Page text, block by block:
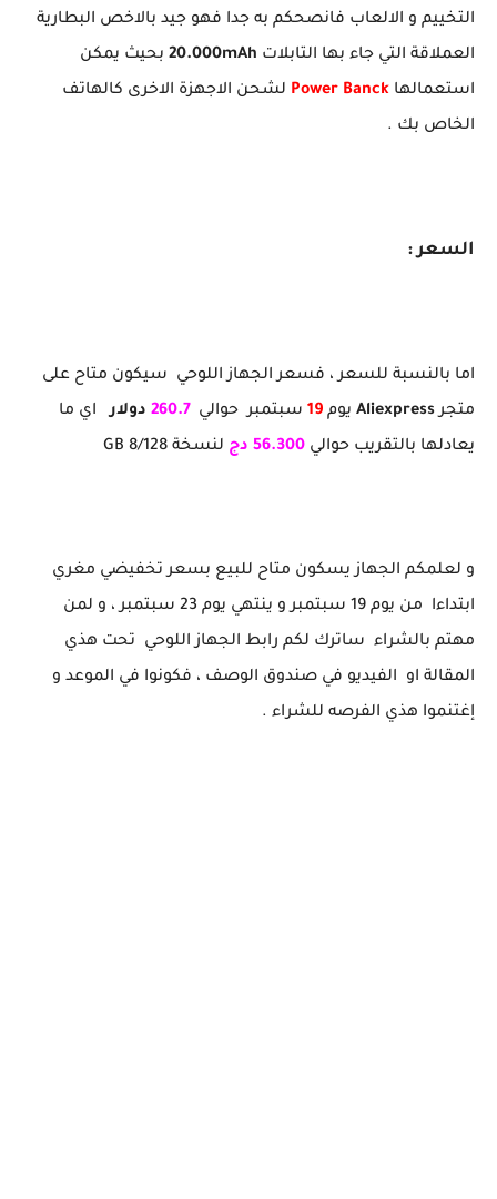
التخييم و الالعاب فانصحكم به جدا فهو جيد بالاخص البطارية
العملاقة التي جاء بها التابلات 20.000mAh بحيث يمكن
استعمالها Power Banck لشحن الاجهزة الاخرى كالهاتف
الخاص بك .
السعر :
اما بالنسبة للسعر ، فسعر الجهاز اللوحي سيكون متاح على
متجرAliexpress يوم 19 سبتمبر حوالي 260.7 دولاراي ما
يعادلها بالتقريب حوالي 56.300 دج لنسخة 8/128 GB
و لعلمكم الجهاز يسكون متاح للبيع بسعر تخفيضي مغري
ابتداءا من يوم 19 سبتمبر و ينتهي يوم 23 سبتمبر ، و لمن
مهتم بالشراء ساترك لكم رابط الجهاز اللوحي تحت هذي
المقالة او الفيديو في صندوق الوصف ، فكونوا في الموعد و
إغتنموا هذي الفرصه للشراء .